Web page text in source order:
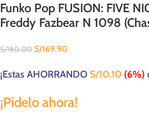
Funko Pop FUSION: FIVE
Freddy Fazbear N 1098
S/180.00 S/169.90
¡Estas AHORRANDO S/10.10 (6%)
¡Pídelo ahora!